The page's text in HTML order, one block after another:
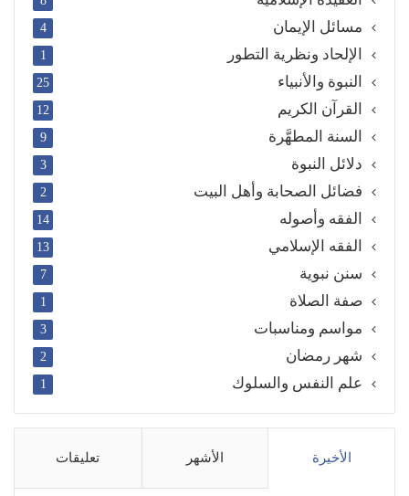
مسائل الإيمان 4
الإلحاد ونظرية التطور 1
النبوة والأنبياء 25
القرآن الكريم 12
السنة المطهَّرة 9
دلائل النبوة 3
فضائل الصحابة وأهل البيت 2
الفقه وأصوله 14
الفقه الإسلامي 13
سنن نبوية 7
صفة الصلاة 1
مواسم ومناسبات 3
شهر رمضان 2
علم النفس والسلوك 1
الأخيرة الأشهر تعليقات